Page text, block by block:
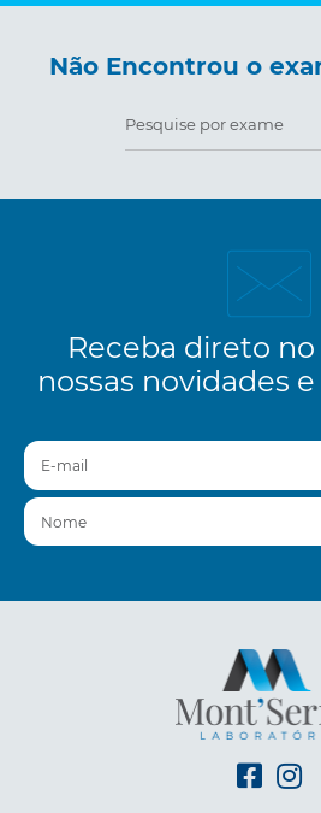
Não Encontrou o
Receba direto
nossas novidades
E-mail
Nome